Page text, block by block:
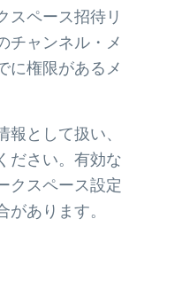
スペース招待リ
チャンネル・メ
に権限があるメ
として扱い、
ださい。有効な
クスペース設定
あります。